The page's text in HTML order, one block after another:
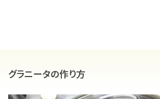
グラニータの作り方